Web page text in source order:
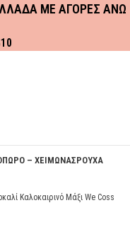
ΜΕ ΑΓΟΡΕΣ ΑΝΩ
– ΧΕΙΜΩΝΑΣΡΟΥΧΑ
Καλοκαιρινό Μάξι We Coss